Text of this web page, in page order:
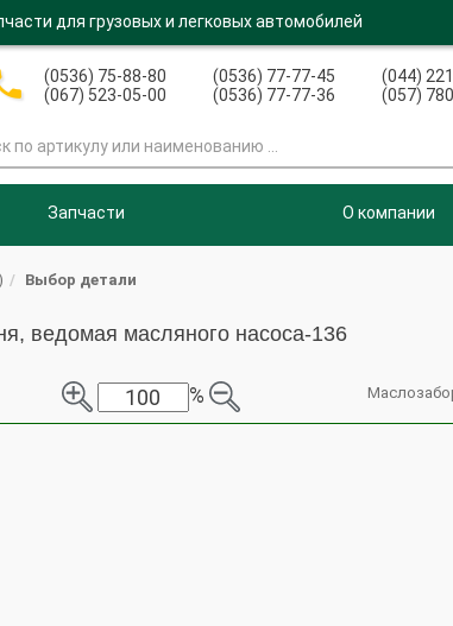
для грузовых и легковых автомобилей
(0536) 75-88-80
(067) 523-05-00
(0536) 77-77-45
(0536) 77-77-36
(044)
(057)
Запчасти О компании
Выбор детали
ведомая масляного насоса-136
%